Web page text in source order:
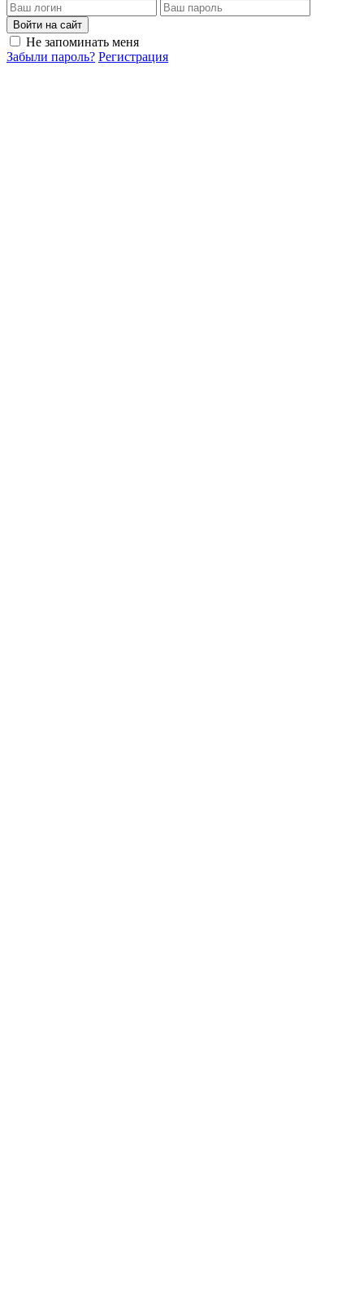
Войти на сайт
Не запоминать меня
Забыли пароль? Регистрация